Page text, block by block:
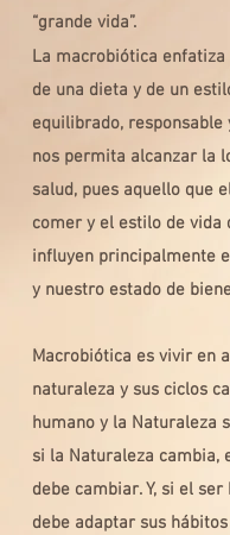
“grande vida”.
La macrobiótica
de una dieta y de un
equilibrado, responsable
nos permita alcanzar la
salud, pues aquello que
comer y el estilo de vida
influyen principalmente
y nuestro estado de
Macrobiótica es vivir en
naturaleza y sus ciclos
humano y la Naturaleza
si la Naturaleza cambia,
debe cambiar. Y, si el
debe adaptar sus